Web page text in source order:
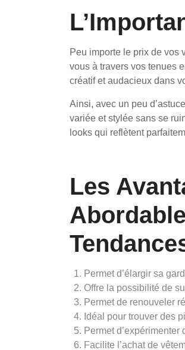
Peu importe le prix de vos
vous à travers vos tenues
créatif et audacieux dans
Ainsi, avec un peu
variée et stylée sans se
looks qui reflètent
Les
Permet d’élargir sa
Offre la possibilité de
Permet de renouveler
Idéal pour trouver des
Permet
Facilite l’achat de